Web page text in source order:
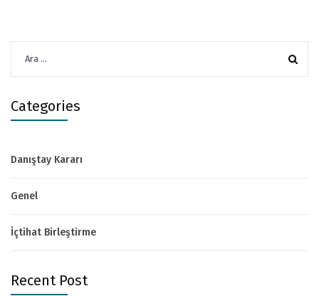
Categories
Danıştay Kararı
Genel
İçtihat Birleştirme
Recent Post